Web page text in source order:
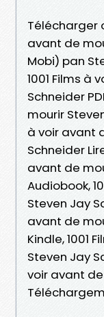
Télécharger
avant de
Mobi) pan
1001 Films à
Schneider
mourir
à voir avant
Schneider
avant de
Audiobook,
Steven Jay
avant de
Kindle, 1001
Steven Jay
voir avant